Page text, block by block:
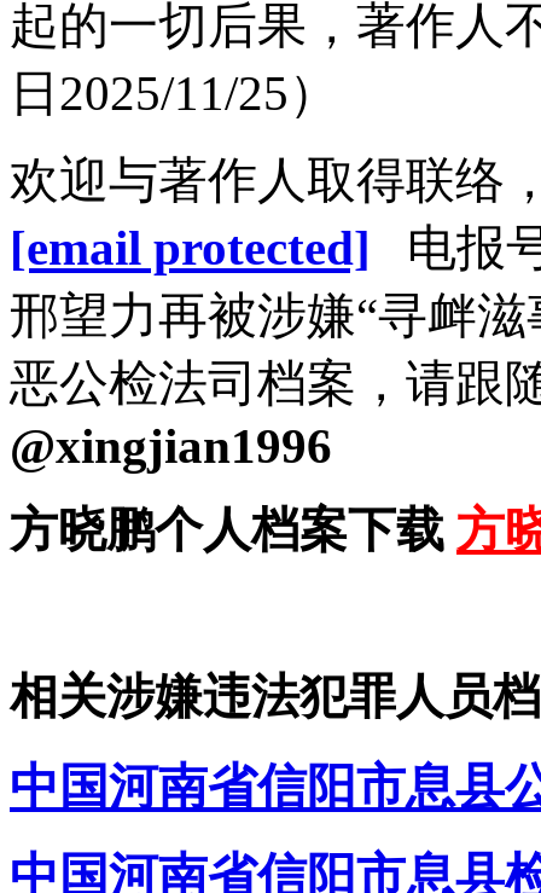
起的一切后果，著作人
日2025/11/25）
欢迎与著作人取得联络
[email protected] 电报
邢望力再被涉嫌“寻衅
恶公检法司档案，请跟
@xingjian1996
方晓鹏个人档案下载 方
相关涉嫌违法犯罪人员
中国河南省信阳市息
中国河南省信阳市息县